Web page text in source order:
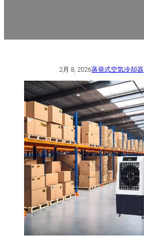
2月 8, 2026蒸発式空気冷却器